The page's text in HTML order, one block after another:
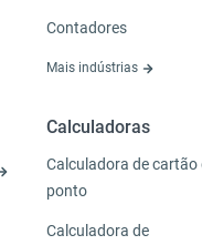
Contadores
Mais indústrias
Calculadoras
Calculadora de cartão
ponto
Calculadora de